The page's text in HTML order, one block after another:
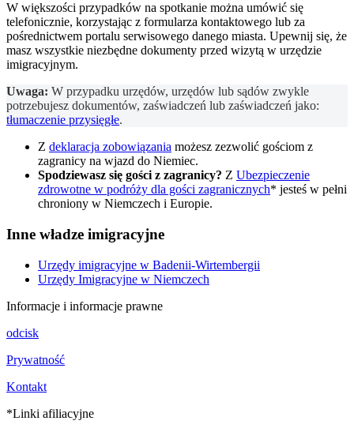
W większości przypadków na spotkanie można umówić się
telefonicznie, korzystając z formularza kontaktowego lub za
pośrednictwem portalu serwisowego danego miasta. Upewnij się, że
masz wszystkie niezbędne dokumenty przed wizytą w urzędzie
imigracyjnym.
Uwaga: W przypadku urzędów, urzędów lub sądów zwykle
potrzebujesz dokumentów, zaświadczeń lub zaświadczeń jako:
tłumaczenie przysięgłe.
Z deklaracja zobowiązania możesz zezwolić gościom z
zagranicy na wjazd do Niemiec.
Spodziewasz się gości z zagranicy? Z Ubezpieczenie
zdrowotne w podróży dla gości zagranicznych* jesteś w pełni
chroniony w Niemczech i Europie.
Inne władze imigracyjne
Urzędy imigracyjne w Badenii-Wirtembergii
Urzędy Imigracyjne w Niemczech
Informacje i informacje prawne
odcisk
Prywatność
Kontakt
*Linki afiliacyjne